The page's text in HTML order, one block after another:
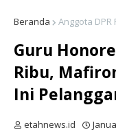
Beranda Anggota DPR
Guru
Ribu,
Ini
etahnews.id